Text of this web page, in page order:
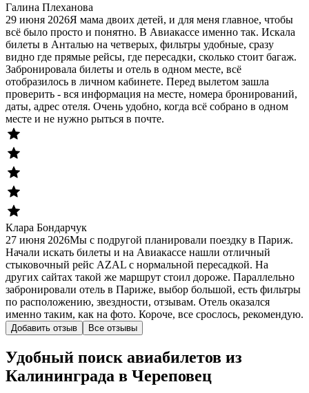
Галина Плеханова
29 июня 2026Я мама двоих детей, и для меня главное, чтобы
всё было просто и понятно. В Авиакассе именно так. Искала
билеты в Анталью на четверых, фильтры удобные, сразу
видно где прямые рейсы, где пересадки, сколько стоит багаж.
Забронировала билеты и отель в одном месте, всё
отобразилось в личном кабинете. Перед вылетом зашла
проверить - вся информация на месте, номера бронирований,
даты, адрес отеля. Очень удобно, когда всё собрано в одном
месте и не нужно рыться в почте.
Клара Бондарчук
27 июня 2026Мы с подругой планировали поездку в Париж.
Начали искать билеты и на Авиакассе нашли отличный
стыковочный рейс AZAL с нормальной пересадкой. На
других сайтах такой же маршрут стоил дороже. Параллельно
забронировали отель в Париже, выбор большой, есть фильтры
по расположению, звездности, отзывам. Отель оказался
именно таким, как на фото. Короче, все срослось, рекомендую.
Добавить отзыв Все отзывы
Удобный поиск авиабилетов из
Калининграда в Череповец